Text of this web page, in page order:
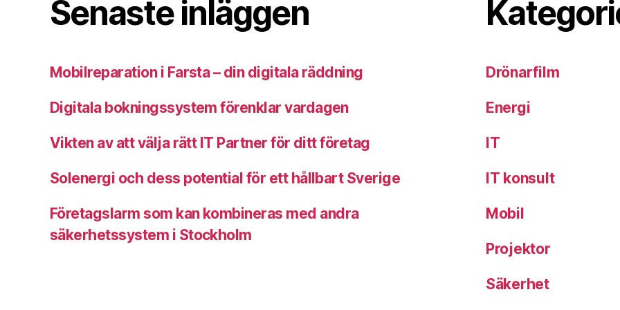
Senaste inläggen
Mobilreparation i Farsta – din digitala räddning
Digitala bokningssystem förenklar vardagen
Vikten av att välja rätt IT Partner för ditt företag
Solenergi och dess potential för ett hållbart Sverige
Företagslarm som kan kombineras med andra
säkerhetssystem i Stockholm
Drönarfilm
Energi
IT
IT konsult
Mobil
Projektor
Säkerhet